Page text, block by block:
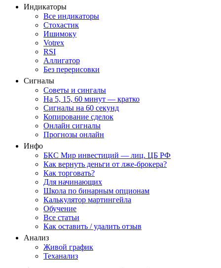
Индикаторы
Все индикаторы
Стохастик
Ишимоку
Votrex
RSI
Аллигатор
Без перерисовки
Сигналы
Советы и сингалы
На 5, 15, 60 минут — кратко
Сигналы на 60 секунд
Копирование сделок
Онлайн сигналы
Прогнозы онлайн
Инфо
БКС Мир инвестиций — лиц. ЦБ РФ
Как вернуть деньги от лже-брокера?
Как торговать?
Для начинающих
Школа по бинарным опционам
Калькулятор мартингейла
Обучение
Все статьи
Как оставить / удалить отзыв
Анализ
Живой график
Теханализ